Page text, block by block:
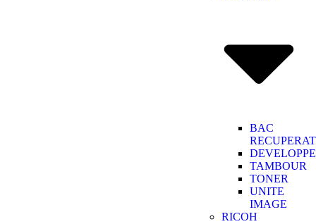
BAC
TAMBOUR
TONER
UNITE
IMAGE
RICOH